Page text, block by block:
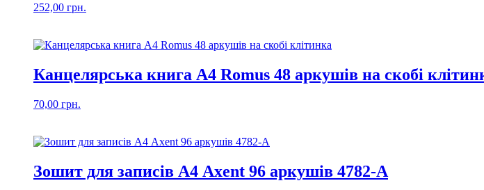
252,00 грн.
Канцелярська книга А4 Romus 48 аркушів на скобі
70,00 грн.
Зошит для записів А4 Axent 96 аркушів 4782-А